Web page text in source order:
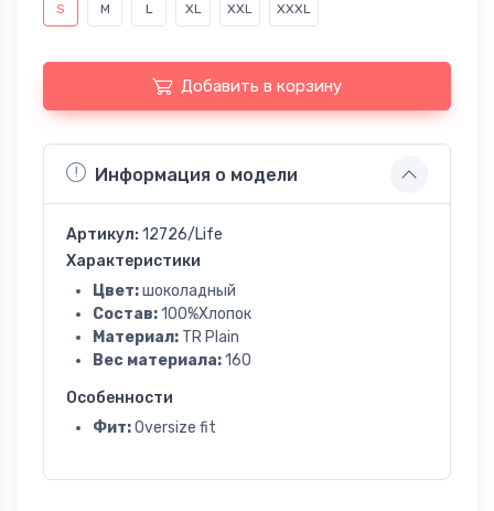
S M L XL XXL XXXL
Добавить в корзину
Информация о модели
Артикул: 12726/Life
Характеристики
Цвет:шоколадный
Состав:100%Хлопок
Материал: TR Plain
Вес материала:160
Особенности
Фит:Oversize fit